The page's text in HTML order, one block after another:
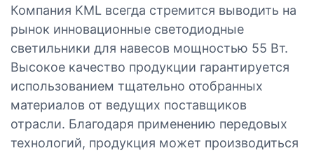
Компания KML всегда стремится выводить на
рынок инновационные светодиодные
светильники для навесов мощностью 55 Вт.
Высокое качество продукции гарантируется
использованием тщательно отобранных
материалов от ведущих поставщиков
отрасли. Благодаря применению передовых
технологий, продукция может производиться